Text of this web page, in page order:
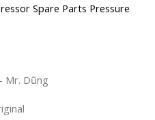
Spare Parts Pressure
Mr. Dũng